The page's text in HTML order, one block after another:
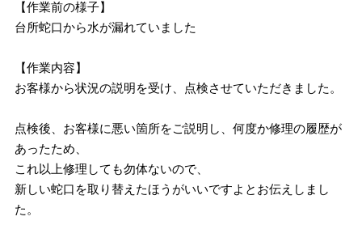
【作業前の様子】
台所蛇口から水が漏れていました
【作業内容】
お客様から状況の説明を受け、点検させていただきました。
点検後、お客様に悪い箇所をご説明し、何度か修理の履歴が
あったため、
これ以上修理しても勿体ないので、
新しい蛇口を取り替えたほうがいいですよとお伝えしまし
た。